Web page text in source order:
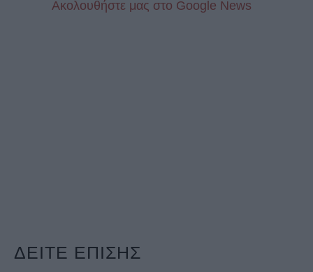
Aκολουθήστε μας στo Google News
ΔΕΙΤΕ ΕΠΙΣΗΣ